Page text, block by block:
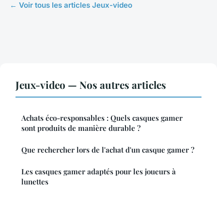
← Voir tous les articles Jeux-video
Jeux-video — Nos autres articles
Achats éco-responsables : Quels casques gamer
sont produits de manière durable ?
Que rechercher lors de l'achat d'un casque gamer ?
Les casques gamer adaptés pour les joueurs à
lunettes